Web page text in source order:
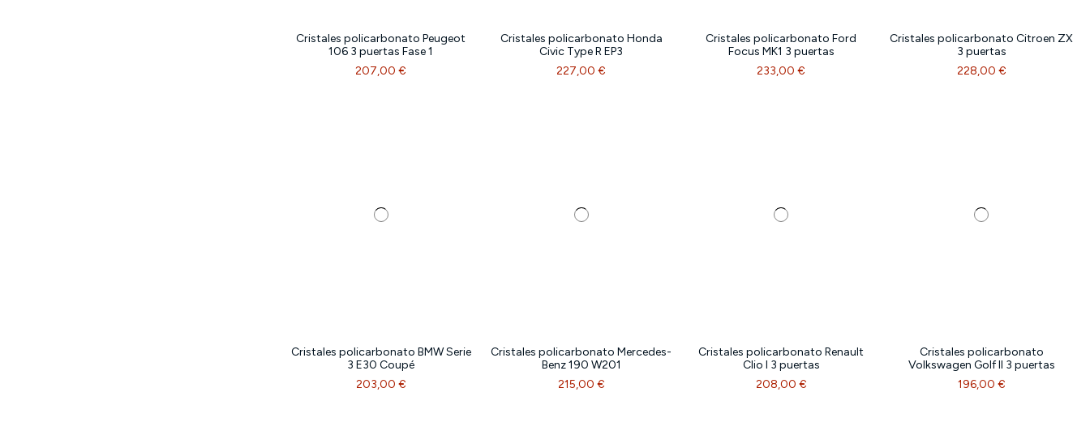
Cristales policarbonato Peugeot
106 3 puertas Fase 1
207,00 €
Cristales policarbonato Honda
Civic Type R EP3
227,00 €
Cristales policarbonato Ford
Focus MK1 3 puertas
233,00 €
Cristales policarbonato Citroen ZX
3 puertas
228,00 €
Cristales policarbonato BMW Serie
3 E30 Coupé
203,00 €
Cristales policarbonato Mercedes-
Benz 190 W201
215,00 €
Cristales policarbonato Renault
Clio I 3 puertas
208,00 €
Cristales policarbonato
Volkswagen Golf II 3 puertas
196,00 €